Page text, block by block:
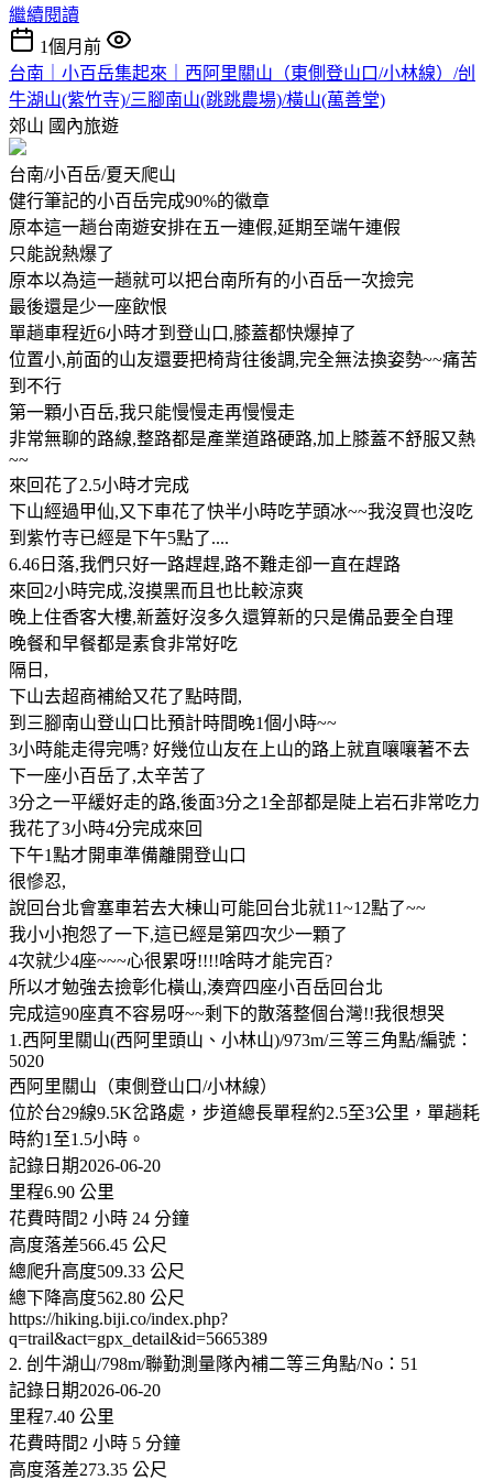
繼續閱讀
1個月前
台南｜小百岳集起來｜西阿里關山（東側登山口/小林線）/刣
牛湖山(紫竹寺)/三腳南山(跳跳農場)/橫山(萬善堂)
郊山 國內旅遊
台南/小百岳/夏天爬山
健行筆記的小百岳完成90%的徽章
原本這一趟台南遊安排在五一連假,延期至端午連假
只能說熱爆了
原本以為這一趟就可以把台南所有的小百岳一次撿完
最後還是少一座飲恨
單趟車程近6小時才到登山口,膝蓋都快爆掉了
位置小,前面的山友還要把椅背往後調,完全無法換姿勢~~痛苦
到不行
第一顆小百岳,我只能慢慢走再慢慢走
非常無聊的路線,整路都是產業道路硬路,加上膝蓋不舒服又熱
~~
來回花了2.5小時才完成
下山經過甲仙,又下車花了快半小時吃芋頭冰~~我沒買也沒吃
到紫竹寺已經是下午5點了....
6.46日落,我們只好一路趕趕,路不難走卻一直在趕路
來回2小時完成,沒摸黑而且也比較涼爽
晚上住香客大樓,新蓋好沒多久還算新的只是備品要全自理
晚餐和早餐都是素食非常好吃
隔日,
下山去超商補給又花了點時間,
到三腳南山登山口比預計時間晚1個小時~~
3小時能走得完嗎? 好幾位山友在上山的路上就直嚷嚷著不去
下一座小百岳了,太辛苦了
3分之一平緩好走的路,後面3分之1全部都是陡上岩石非常吃力
我花了3小時4分完成來回
下午1點才開車準備離開登山口
很慘忍,
說回台北會塞車若去大棟山可能回台北就11~12點了~~
我小小抱怨了一下,這已經是第四次少一顆了
4次就少4座~~~心很累呀!!!!啥時才能完百?
所以才勉強去撿彰化橫山,湊齊四座小百岳回台北
完成這90座真不容易呀~~剩下的散落整個台灣!!我很想哭
1.西阿里關山(西阿里頭山、小林山)/973m/三等三角點/編號：
5020
西阿里關山（東側登山口/小林線）
位於台29線9.5K岔路處，步道總長單程約2.5至3公里，單趟耗
時約1至1.5小時。
記錄日期2026-06-20
里程6.90 公里
花費時間2 小時 24 分鐘
高度落差566.45 公尺
總爬升高度509.33 公尺
總下降高度562.80 公尺
https://hiking.biji.co/index.php?
q=trail&act=gpx_detail&id=5665389
2. 刣牛湖山/798m/聯勤測量隊內補二等三角點/No：51
記錄日期2026-06-20
里程7.40 公里
花費時間2 小時 5 分鐘
高度落差273.35 公尺